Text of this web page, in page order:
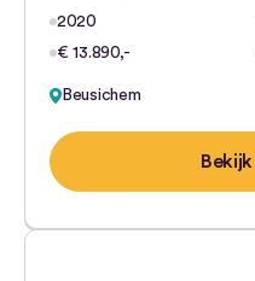
2020
€ 13.890,-
Beusichem